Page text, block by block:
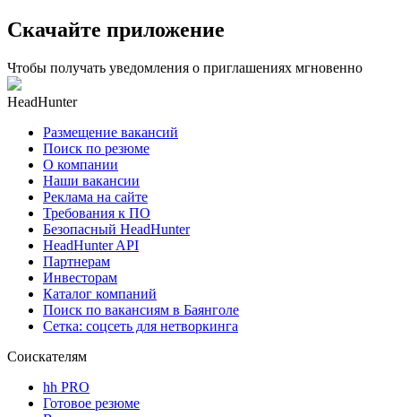
Скачайте приложение
Чтобы получать уведомления о приглашениях мгновенно
HeadHunter
Размещение вакансий
Поиск по резюме
О компании
Наши вакансии
Реклама на сайте
Требования к ПО
Безопасный HeadHunter
HeadHunter API
Партнерам
Инвесторам
Каталог компаний
Поиск по вакансиям в Баянголе
Сетка: соцсеть для нетворкинга
Соискателям
hh PRO
Готовое резюме